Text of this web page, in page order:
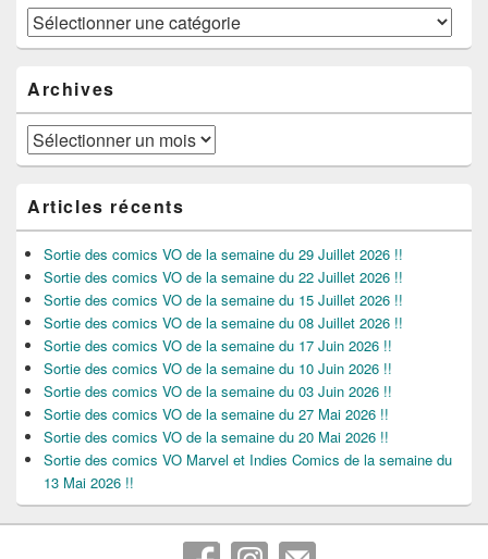
Catégories
Archives
Archives
Articles récents
Sortie des comics VO de la semaine du 29 Juillet 2026 !!
Sortie des comics VO de la semaine du 22 Juillet 2026 !!
Sortie des comics VO de la semaine du 15 Juillet 2026 !!
Sortie des comics VO de la semaine du 08 Juillet 2026 !!
Sortie des comics VO de la semaine du 17 Juin 2026 !!
Sortie des comics VO de la semaine du 10 Juin 2026 !!
Sortie des comics VO de la semaine du 03 Juin 2026 !!
Sortie des comics VO de la semaine du 27 Mai 2026 !!
Sortie des comics VO de la semaine du 20 Mai 2026 !!
Sortie des comics VO Marvel et Indies Comics de la semaine du
13 Mai 2026 !!